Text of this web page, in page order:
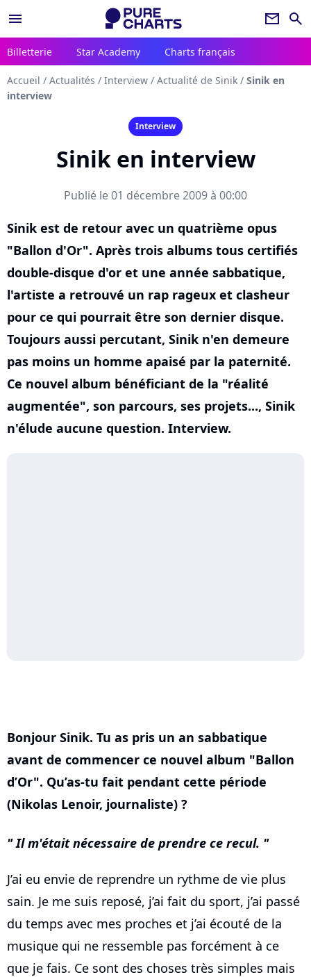
menu newsletter search
Billetterie Star Academy Charts français
Accueil / Actualités / Interview / Actualité de Sinik / Sinik en
interview
Interview
Sinik en interview
Publié le 01 décembre 2009 à 00:00
Sinik est de retour avec un quatrième opus
"Ballon d'Or". Après trois albums tous certifiés
double-disque d'or et une année sabbatique,
l'artiste a retrouvé un rap rageux et clasheur
pour ce qui pourrait être son dernier disque.
Toujours aussi percutant, Sinik n'en demeure
pas moins un homme apaisé par la paternité.
Ce nouvel album bénéficiant de la "réalité
augmentée", son parcours, ses projets..., Sinik
n'élude aucune question. Interview.
Bonjour Sinik. Tu as pris un an sabbatique
avant de commencer ce nouvel album "Ballon
d’Or". Qu’as-tu fait pendant cette période
(Nikolas Lenoir, journaliste) ?
Il m'était nécessaire de prendre ce recul.
J’ai eu envie de reprendre un rythme de vie plus
sain. Je me suis reposé, j’ai fait du sport, j’ai passé
du temps avec mes proches et j’ai écouté de la
musique qui ne ressemble pas forcément à ce
que je fais. Ce sont des choses très simples mais